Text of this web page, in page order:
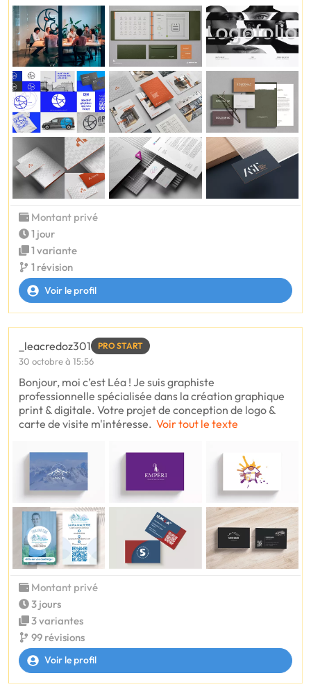
Montant privé
1 jour
1 variante
1 révision
Voir le profil
_leacredoz301 PRO START
30 octobre à 15:56
Bonjour, moi c’est Léa ! Je suis graphiste
professionnelle spécialisée dans la création graphique
print & digitale. Votre projet de conception de logo &
carte de visite m'intéresse. Voir tout le texte
Montant privé
3 jours
3 variantes
99 révisions
Voir le profil